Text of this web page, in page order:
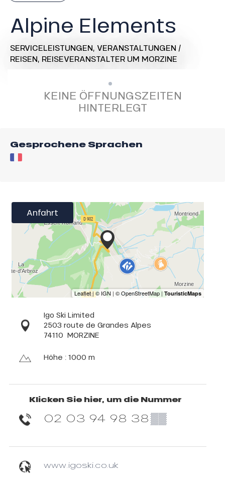
Alpine Elements
SERVICELEISTUNGEN, VERANSTALTUNGEN /
REISEN, REISEVERANSTALTER UM MORZINE
KEINE ÖFFNUNGSZEITEN
HINTERLEGT
Gesprochene Sprachen
Anfahrt
Igo Ski Limited
2503 route de Grandes Alpes
74110 MORZINE
Höhe : 1000 m
Klicken Sie hier, um die Nummer
02 03 94 98 38▒▒
www.igoski.co.uk